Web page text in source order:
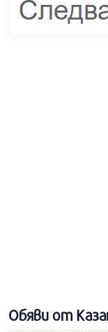
Обяви от